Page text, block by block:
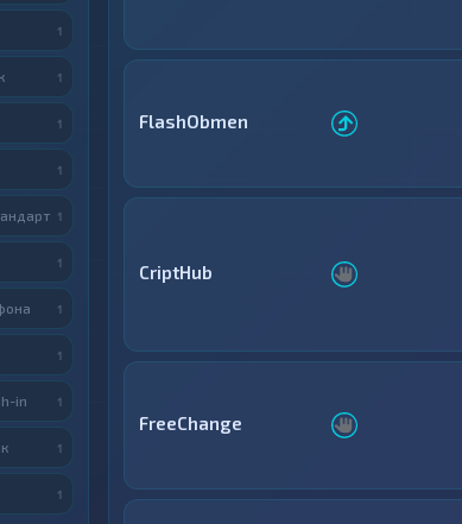
FlashObmen
CriptHub
FreeChange
1
1
1
1
1
1
1
1
in 1
1
1